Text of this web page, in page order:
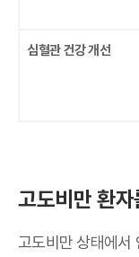
심혈관 건강 개선
고도비만 환
고도비만 상태에서